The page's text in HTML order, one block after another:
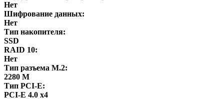
Нет
Шифрование данных:
Нет
Тип накопителя:
SSD
RAID 10:
Нет
Тип разъема M.2:
2280 M
Тип PCI-E:
PCI-E 4.0 x4